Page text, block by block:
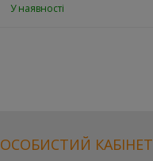
У наявності
ОСОБИСТИЙ КАБІНЕТ